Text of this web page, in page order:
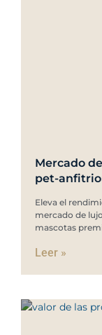
Mercado
pet-
Eleva el
mercado de
mascotas
Leer »